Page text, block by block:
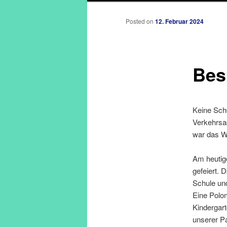
Posted on 12. Februar 2024
Keine
war das
Am
gefeiert.
Schule
Eine
unserer